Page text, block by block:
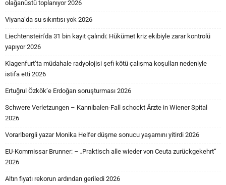
olağanüstü toplanıyor 2026
Viyana’da su sıkıntısı yok 2026
Liechtenstein’da 31 bin kayıt çalındı: Hükümet kriz ekibiyle zarar kontrolü
yapıyor 2026
Klagenfurt’ta müdahale radyolojisi şefi kötü çalışma koşulları nedeniyle
istifa etti 2026
Ertuğrul Özkök’e Erdoğan soruşturması 2026
Schwere Verletzungen – Kannibalen-Fall schockt Ärzte in Wiener Spital
2026
Vorarlbergli yazar Monika Helfer düşme sonucu yaşamını yitirdi 2026
EU-Kommissar Brunner: – „Praktisch alle wieder von Ceuta zurückgekehrt“
2026
Altın fiyatı rekorun ardından geriledi 2026